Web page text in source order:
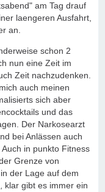
am Tag drauf
laengeren Ausfahrt,
an.
schon 2
nun eine Zeit im
Zeit nachzudenken.
auch meinen
sich aber
und das
Der Narkosearzt
bei Anlässen auch
in punkto Fitness
Grenze von
der Lage auf dem
klar gibt es immer ein